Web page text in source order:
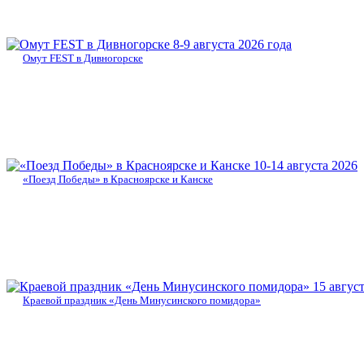
8-9 августа 2026 года
Омут FEST в Дивногорске
10-14 августа 2026
«Поезд Победы» в Красноярске и Канске
15
Краевой праздник «День Минусинского помидора»